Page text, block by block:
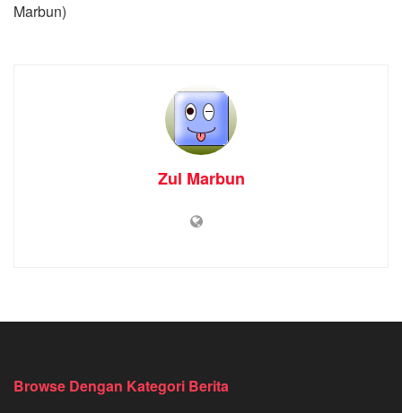
Marbun)
Zul Marbun
Browse Dengan Kategori Berita